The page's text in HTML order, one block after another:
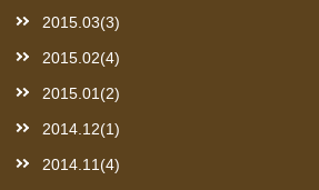
2015.03(3)
2015.02(4)
2015.01(2)
2014.12(1)
2014.11(4)